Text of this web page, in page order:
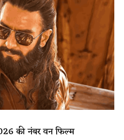
की नंबर वन फिल्म